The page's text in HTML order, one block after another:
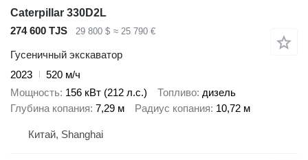
Caterpillar 330D2L
274 600 TJS
29 800 $ ≈ 25 790 €
Гусеничный экскаватор
2023
520 м/ч
Мощность 156 кВт (212 л.с.) Топливо дизель
Глубина копания 7,29 м Радиус копания 10,72 м
Китай, Shanghai